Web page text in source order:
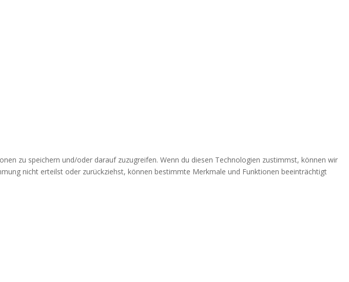
zu speichern und/oder darauf zuzugreifen. Wenn du diesen Technologien zustimmst, können wir
nicht erteilst oder zurückziehst, können bestimmte Merkmale und Funktionen beeinträchtigt